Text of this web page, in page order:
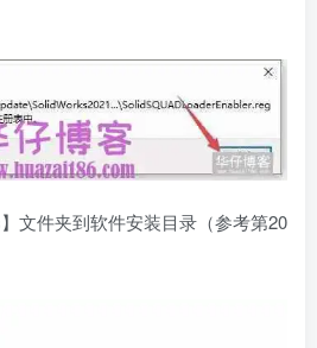
文件夹到软件安装目录（参考第20